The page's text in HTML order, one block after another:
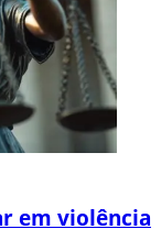
em violência